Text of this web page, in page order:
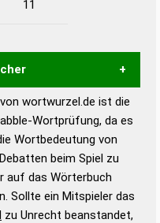
11
semantischen
zu
Wortform, um die
Spiel zu
Scrabble-
wortwurzel.de ist die
Wortprüfung, da es
Wortbedeutung von
beim Spiel zu
auf das Wörterbuch
Sollte ein Mitspieler das
zu Unrecht beanstandet,